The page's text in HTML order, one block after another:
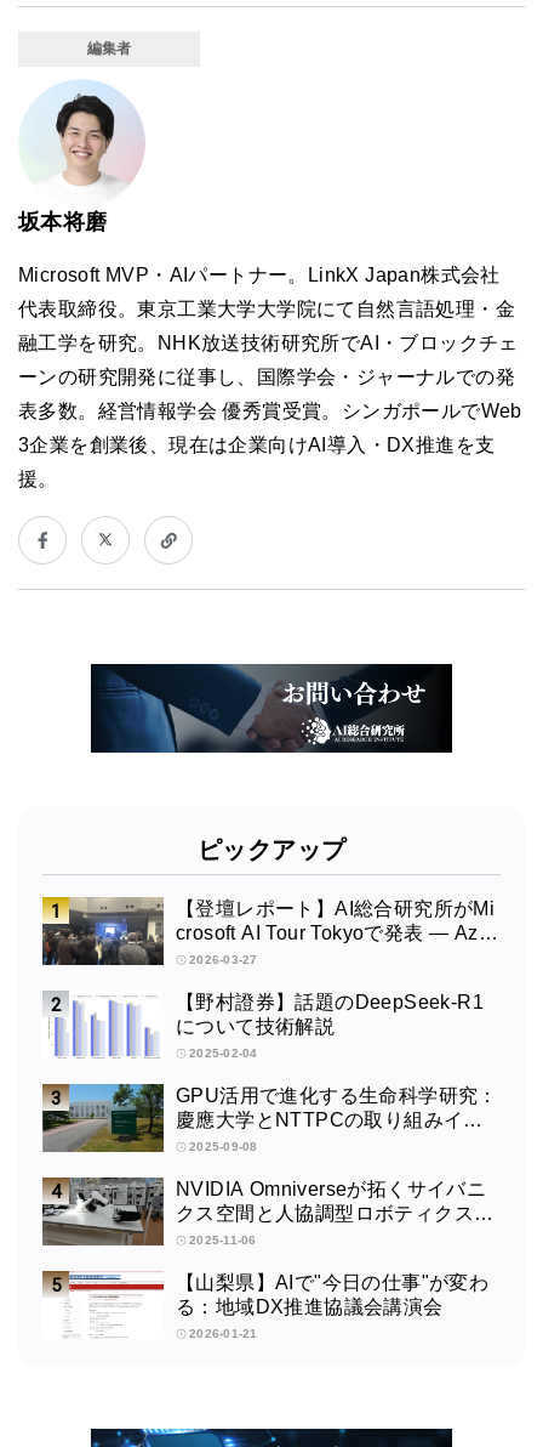
編集者
坂本将磨
Microsoft MVP・AIパートナー。LinkX Japan株式会社
代表取締役。東京工業大学大学院にて自然言語処理・金
融工学を研究。NHK放送技術研究所でAI・ブロックチェ
ーンの研究開発に従事し、国際学会・ジャーナルでの発
表多数。経営情報学会 優秀賞受賞。シンガポールでWeb
3企業を創業後、現在は企業向けAI導入・DX推進を支
援。
ピックアップ
【登壇レポート】AI総合研究所がMi
crosoft AI Tour Tokyoで発表 ― Azur
e OpenAI × Fabric × TeamsによるAI
2026-03-27
【野村證券】話題のDeepSeek-R1
について技術解説
2025-02-04
GPU活用で進化する生命科学研究：
慶應大学とNTTPCの取り組みイン
タビュー
2025-09-08
NVIDIA Omniverseが拓くサイバニ
クス空間と人協調型ロボティクスの
未来：筑波大学サイバニクス研究セ
2025-11-06
【山梨県】AIで"今日の仕事"が変わ
る：地域DX推進協議会講演会
2026-01-21